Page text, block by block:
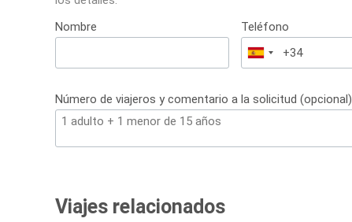
Nombre
Teléfono
España
+34
Número de viajeros y comentario a la solicitud (opcional)
Viajes relacionados